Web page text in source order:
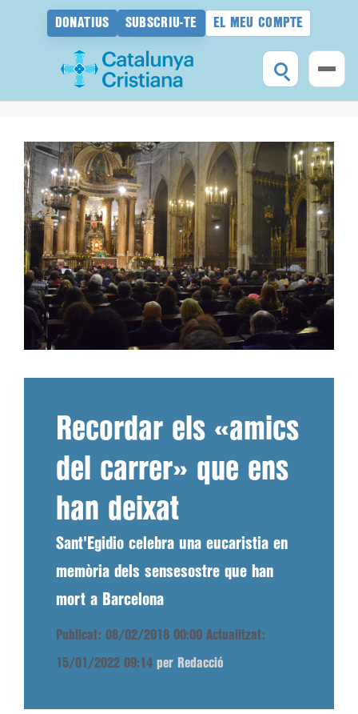
DONATIUS SUBSCRIU-TE EL MEU COMPTE
contingut
Recordar els «amics
del carrer» que ens
han deixat
Sant'Egidio celebra una eucaristia en
memòria dels sensesostre que han
mort a Barcelona
Publicat: 08/02/2018 00:00 Actualitzat:
15/01/2022 09:14 per Redacció